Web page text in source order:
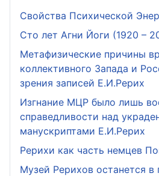
Свойства Психической
Сто лет Агни Йоги (1920 –
Метафизические причины
коллективного Запада и
зрения записей Е.И.Рерих
Изгнание МЦР было лишь
справедливости над
манускриптами Е.И.Рерих
Рерихи как часть немцев
Музей Рерихов останется в